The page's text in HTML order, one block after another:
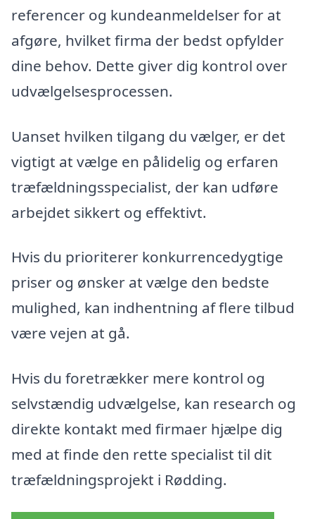
referencer og kundeanmeldelser for at
afgøre, hvilket firma der bedst opfylder
dine behov. Dette giver dig kontrol over
udvælgelsesprocessen.
Uanset hvilken tilgang du vælger, er det
vigtigt at vælge en pålidelig og erfaren
træfældningsspecialist, der kan udføre
arbejdet sikkert og effektivt.
Hvis du prioriterer konkurrencedygtige
priser og ønsker at vælge den bedste
mulighed, kan indhentning af flere tilbud
være vejen at gå.
Hvis du foretrækker mere kontrol og
selvstændig udvælgelse, kan research og
direkte kontakt med firmaer hjælpe dig
med at finde den rette specialist til dit
træfældningsprojekt i Rødding.